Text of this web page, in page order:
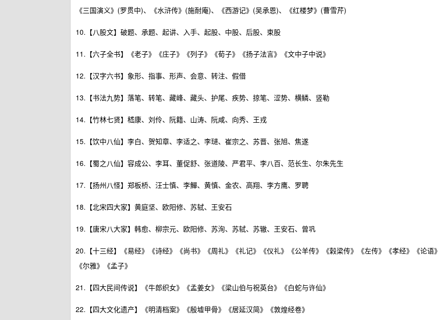
《三国演义》(罗贯中)、《水浒传》(施耐庵)、《西游记》(吴承恩)、《红楼梦》(曹雪芹)
10.【八股文】破题、承题、起讲、入手、起股、中股、后股、束股
11.【六子全书】《老子》《庄子》《列子》《荀子》《扬子法言》《文中子中说》
12.【汉字六书】象形、指事、形声、会意、转注、假借
13.【书法九势】落笔、转笔、藏峰、藏头、护尾、疾势、掠笔、涩势、横鳞、竖勒
14.【竹林七贤】嵇康、刘伶、阮籍、山涛、阮咸、向秀、王戎
15.【饮中八仙】李白、贺知章、李适之、李琎、崔宗之、苏晋、张旭、焦遂
16.【蜀之八仙】容成公、李耳、董促舒、张道陵、严君平、李八百、范长生、尔朱先生
17.【扬州八怪】郑板桥、汪士慎、李鱓、黄慎、金农、高翔、李方鹰、罗聘
18.【北宋四大家】黄庭坚、欧阳修、苏轼、王安石
19.【唐宋八大家】韩愈、柳宗元、欧阳修、苏洵、苏轼、苏辙、王安石、曾巩
20.【十三经】《易经》《诗经》《尚书》《周礼》《礼记》《仪礼》《公羊传》《榖梁传》《左传》《孝经》《论语》
《尔雅》《孟子》
21.【四大民间传说】《牛郎织女》《孟姜女》《梁山伯与祝英台》《白蛇与许仙》
22.【四大文化遗产】《明清档案》《殷墟甲骨》《居延汉简》《敦煌经卷》